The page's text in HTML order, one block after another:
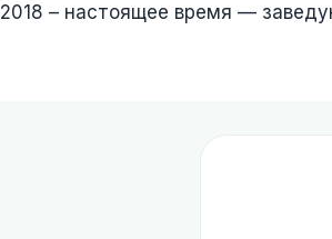
2018 – настоящее время —